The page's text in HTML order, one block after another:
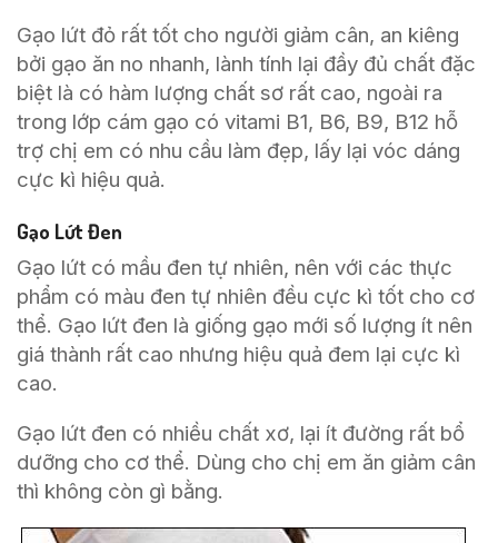
Gạo lứt đỏ rất tốt cho người giảm cân, an kiêng
bởi gạo ăn no nhanh, lành tính lại đầy đủ chất đặc
biệt là có hàm lượng chất sơ rất cao, ngoài ra
trong lớp cám gạo có vitami B1, B6, B9, B12 hỗ
trợ chị em có nhu cầu làm đẹp, lấy lại vóc dáng
cực kì hiệu quả.
Gạo Lứt Đen
Gạo lứt có mầu đen tự nhiên, nên với các thực
phẩm có màu đen tự nhiên đều cực kì tốt cho cơ
thể. Gạo lứt đen là giống gạo mới số lượng ít nên
giá thành rất cao nhưng hiệu quả đem lại cực kì
cao.
Gạo lứt đen có nhiều chất xơ, lại ít đường rất bổ
dưỡng cho cơ thể. Dùng cho chị em ăn giảm cân
thì không còn gì bằng.